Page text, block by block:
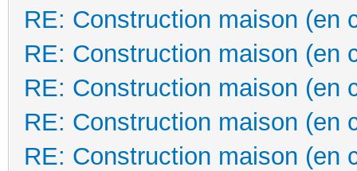
RE: Construction maison (en
RE: Construction maison (en
RE: Construction maison (en
RE: Construction maison (en
RE: Construction maison (en